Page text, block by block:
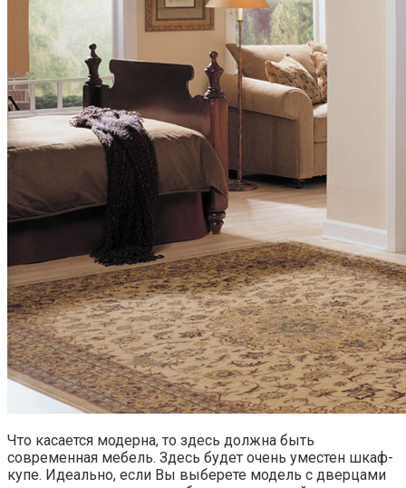
Что касается модерна, то здесь должна быть
современная мебель. Здесь будет очень уместен шкаф-
купе. Идеально, если Вы выберете модель с дверцами